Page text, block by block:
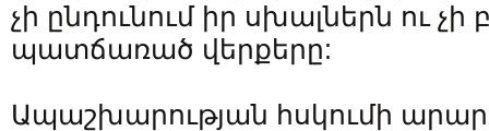
չի ընդունում իր սխալներն ու չի
պատճառած վերքերը:
Ապաշխարության հսկումի